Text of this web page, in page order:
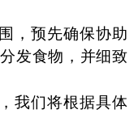
，预先确保协助
发食物，并细致
我们将根据具体